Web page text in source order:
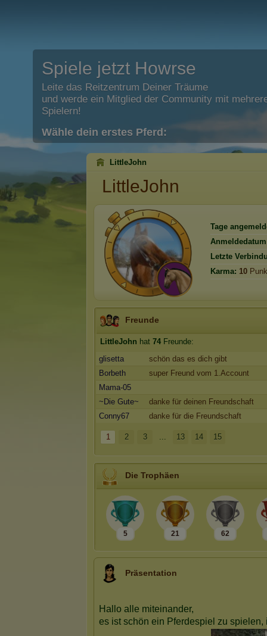
Spiele jetzt Howrse
Leite das Reitzentrum Deiner Träume
und werde ein Mitglied der Community mit
Spielern!
Wähle dein erstes Pferd:
LittleJohn
LittleJohn
Tage
Letzte
Karma: 10
Freunde
LittleJohn hat 74 Freunde:
glisetta
schön das es dich gibt
Borbeth
super Freund vom 1.Account
Mama-05
~Die Gute~
danke für deinen Freundschaft
Conny67
danke für die Freundschaft
1 2 3 ... 13 14 15
Die Trophäen
5 21 62
Präsentation